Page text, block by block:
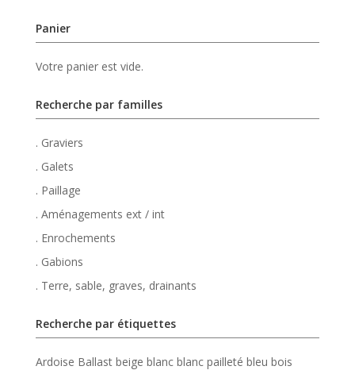
Panier
Votre panier est vide.
Recherche par familles
. Graviers
. Galets
. Paillage
. Aménagements ext / int
. Enrochements
. Gabions
. Terre, sable, graves, drainants
Recherche par étiquettes
Ardoise Ballast beige blanc blanc pailleté bleu bois